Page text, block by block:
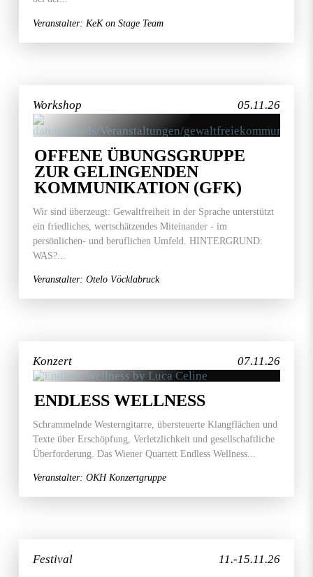
Veranstalter: KeK on Stage Team
05.11.26
Workshop
OFFENE ÜBUNGSGRUPPE
ZUR GELINGENDEN
KOMMUNIKATION (GFK)
Wir sind überzeugt: Gewaltfreiheit in der Sprache unterstützt
ein friedliches, wertschätzendes Miteinander - im
persönlichen- und beruflichen Umfeld. HINTERGRUND:
WAS?...
Veranstalter: Otelo Vöcklabruck
07.11.26
Konzert
ENDLESS WELLNESS
Schrammelnde Westerngitarre, übersteuerte Klangflächen und
Texte über Erschöpfung, Verletzlichkeit und gesellschaftliche
Überforderung. Das Wiener Quartett Endless Wellness...
Veranstalter: OKH Konzertgruppe
11.-15.11.26
Festival